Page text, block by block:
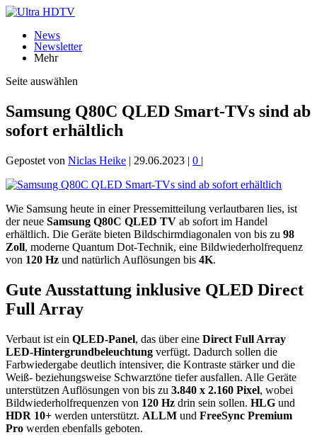
News
Newsletter
Mehr
Seite auswählen
Samsung Q80C QLED Smart-TVs sind ab
sofort erhältlich
Gepostet von Niclas Heike | 29.06.2023 | 0 |
Wie Samsung heute in einer Pressemitteilung verlautbaren lies, ist
der neue Samsung Q80C QLED TV ab sofort im Handel
erhältlich. Die Geräte bieten Bildschirmdiagonalen von bis zu 98
Zoll, moderne Quantum Dot-Technik, eine Bildwiederholfrequenz
von 120 Hz und natürlich Auflösungen bis 4K.
Gute Ausstattung inklusive QLED Direct
Full Array
Verbaut ist ein QLED-Panel, das über eine Direct Full Array
LED-Hintergrundbeleuchtung verfügt. Dadurch sollen die
Farbwiedergabe deutlich intensiver, die Kontraste stärker und die
Weiß- beziehungsweise Schwarztöne tiefer ausfallen. Alle Geräte
unterstützen Auflösungen von bis zu 3.840 x 2.160 Pixel, wobei
Bildwiederholfrequenzen von 120 Hz drin sein sollen. HLG und
HDR 10+ werden unterstützt. ALLM und FreeSync Premium
Pro werden ebenfalls geboten.